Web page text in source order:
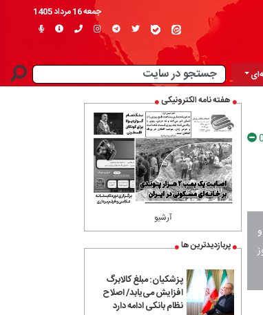
جمعه 16 مرداد 1405
هفته نامه الکترونیکی
آرشیو
پربازدیدترین ها
پزشکیان: مبلغ کالابرگ
افزایش می‌یابد/ اصلاح
نظام بانکی ادامه دارد